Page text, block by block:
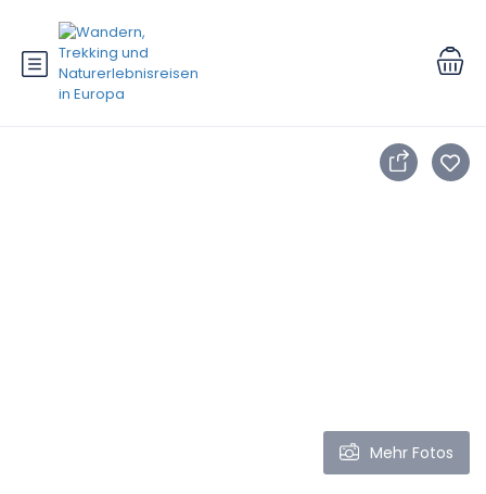
Mehr Fotos